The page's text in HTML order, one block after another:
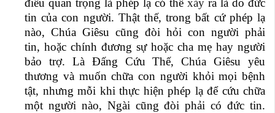
điều quan trọng là phép lạ có thể xảy ra là do đức
tin của con người. Thật thế, trong bất cứ phép lạ
nào, Chúa Giêsu cũng đòi hỏi con người phải
tin, hoặc chính đương sự hoặc cha mẹ hay người
bảo trợ. Là Đấng Cứu Thế, Chúa Giêsu yêu
thương và muốn chữa con người khỏi mọi bệnh
tật, nhưng mỗi khi thực hiện phép lạ để cứu chữa
một người nào, Ngài cũng đòi phải có đức tin.